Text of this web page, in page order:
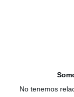
No tenemos